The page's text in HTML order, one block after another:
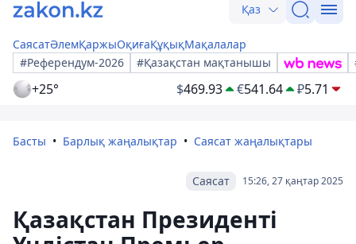
Қаз
СаясатӘлемҚаржыОқиғаҚұқықМақалалар
#Референдум-2026
#Қазақстан мақтанышы
+25° $469.93 €541.64 ₽5.71
Басты Барлық жаңалықтар Саясат жаңалықтары
15:26, 27 қаңтар 2025
Саясат
Қазақстан Президенті